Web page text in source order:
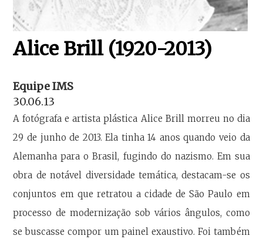
Alice Brill (1920-2013)
Equipe IMS
30.06.13
A fotógrafa e artista plástica Alice Brill morreu no dia
29 de junho de 2013. Ela tinha 14 anos quando veio da
Alemanha para o Brasil, fugindo do nazismo. Em sua
obra de notável diversidade temática, destacam-se os
conjuntos em que retratou a cidade de São Paulo em
processo de modernização sob vários ângulos, como
se buscasse compor um painel exaustivo. Foi também